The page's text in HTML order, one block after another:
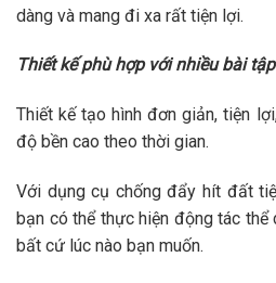
dàng và mang đi xa rất tiện lợi.
Thiết kế phù hợp với nhiều bài tập
Thiết kế tạo hình đơn giản, tiện
độ bền cao theo thời gian.
Với dụng cụ chống đẩy hít đất
bạn có thể thực hiện động tác
bất cứ lúc nào bạn muốn.